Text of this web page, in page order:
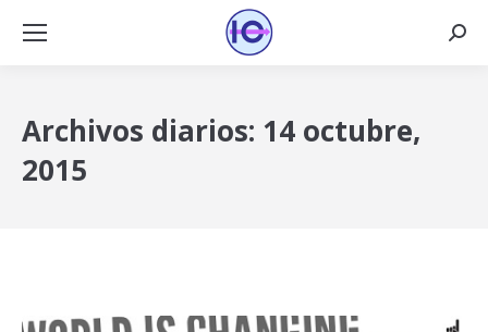
Archivos diarios: 14 octubre,
2015